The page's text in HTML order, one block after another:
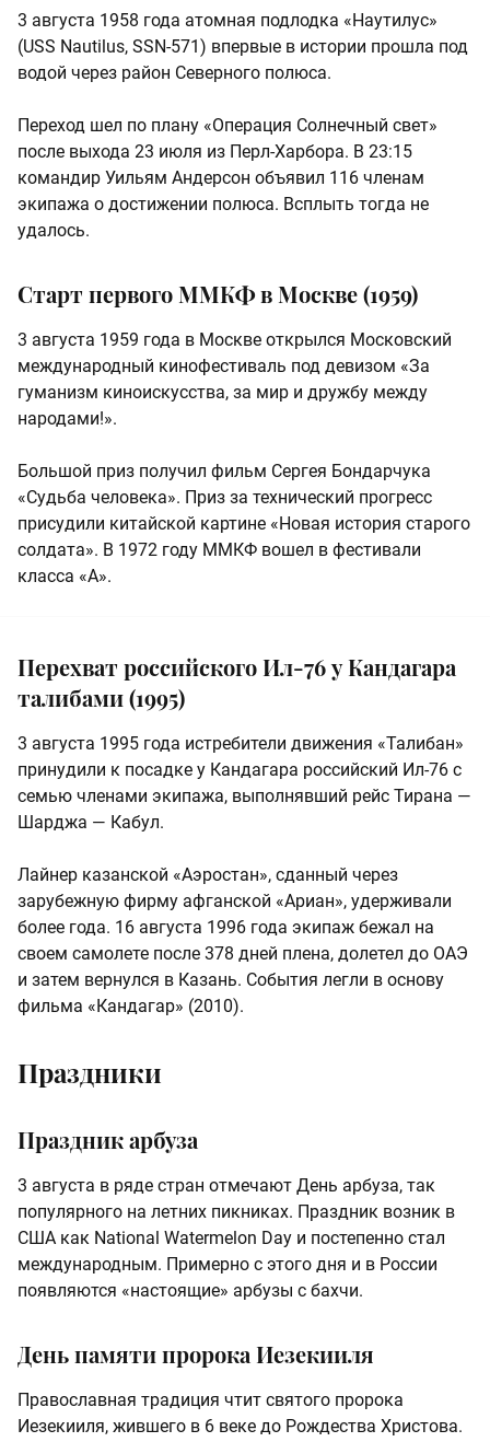
3 августа 1958 года атомная подлодка «Наутилус»
(USS Nautilus, SSN-571) впервые в истории прошла под
водой через район Северного полюса.
Переход шел по плану «Операция Солнечный свет»
после выхода 23 июля из Перл-Харбора. В 23:15
командир Уильям Андерсон объявил 116 членам
экипажа о достижении полюса. Всплыть тогда не
удалось.
Старт первого ММКФ в Москве (1959)
3 августа 1959 года в Москве открылся Московский
международный кинофестиваль под девизом «За
гуманизм киноискусства, за мир и дружбу между
народами!».
Большой приз получил фильм Сергея Бондарчука
«Судьба человека». Приз за технический прогресс
присудили китайской картине «Новая история старого
солдата». В 1972 году ММКФ вошел в фестивали
класса «А».
Перехват российского Ил‑76 у Кандагара
талибами (1995)
3 августа 1995 года истребители движения «Талибан»
принудили к посадке у Кандагара российский Ил‑76 с
семью членами экипажа, выполнявший рейс Тирана —
Шарджа — Кабул.
Лайнер казанской «Аэростан», сданный через
зарубежную фирму афганской «Ариан», удерживали
более года. 16 августа 1996 года экипаж бежал на
своем самолете после 378 дней плена, долетел до ОАЭ
и затем вернулся в Казань. События легли в основу
фильма «Кандагар» (2010).
Праздники
Праздник арбуза
3 августа в ряде стран отмечают День арбуза, так
популярного на летних пикниках. Праздник возник в
США как National Watermelon Day и постепенно стал
международным. Примерно с этого дня и в России
появляются «настоящие» арбузы с бахчи.
День памяти пророка Иезекииля
Православная традиция чтит святого пророка
Иезекииля, жившего в 6 веке до Рождества Христова.